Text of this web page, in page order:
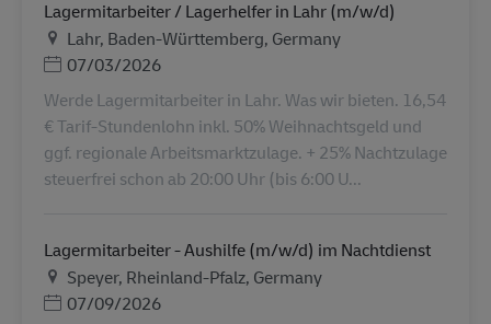
Lagermitarbeiter / Lagerhelfer in Lahr (m/w/d)
地点Lahr, Baden-Württemberg, Germany
Posted Date
07/03/2026
Werde Lagermitarbeiter in Lahr. Was wir bieten. 16,54
€ Tarif-Stundenlohn inkl. 50% Weihnachtsgeld und
ggf. regionale Arbeitsmarktzulage. + 25% Nachtzulage
steuerfrei schon ab 20:00 Uhr (bis 6:00 U...
Lagermitarbeiter - Aushilfe (m/w/d) im Nachtdienst
地点Speyer, Rheinland-Pfalz, Germany
Posted Date
07/09/2026